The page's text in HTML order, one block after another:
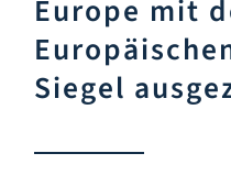
Europe mit
Siegel